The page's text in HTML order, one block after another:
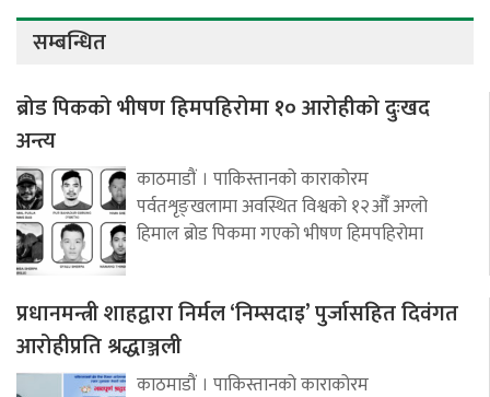
सम्बन्धित
ब्रोड पिकको भीषण हिमपहिरोमा १० आरोहीको दुःखद
अन्त्य
काठमाडौं । पाकिस्तानको काराकोरम
पर्वतशृङ्खलामा अवस्थित विश्वको १२औँ अग्लो
हिमाल ब्रोड पिकमा गएको भीषण हिमपहिरोमा
प्रधानमन्त्री शाहद्वारा निर्मल ‘निम्सदाइ’ पुर्जासहित दिवंगत
आरोहीप्रति श्रद्धाञ्जली
काठमाडौं । पाकिस्तानको काराकोरम